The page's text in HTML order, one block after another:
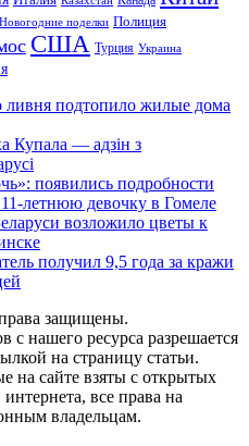
Новогодние поделки Полиция
США Турция Украина
ливня подтопило жилые дома
Купала — адзін з
появились подробности
летнюю девочку в Гомеле
возложило цветы к
получил 9,5 года за кражи
защищены.
с нашего ресурса разрешается
на страницу статьи.
на сайте взяты с открытых
все права на
владельцам.